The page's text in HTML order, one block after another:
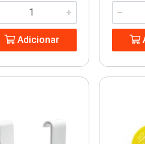
Adicionar